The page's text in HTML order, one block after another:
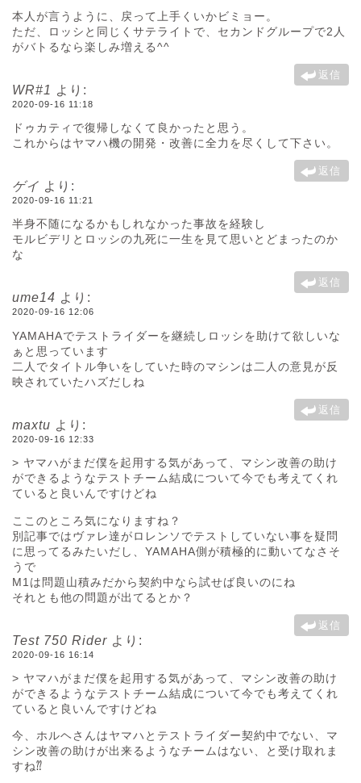
本人が言うように、戻って上手くいかビミョー。
ただ、ロッシと同じくサテライトで、セカンドグループで2人
がバトるなら楽しみ増える^^
返信
WR#1 より:
2020-09-16 11:18
ドゥカティで復帰しなくて良かったと思う。
これからはヤマハ機の開発・改善に全力を尽くして下さい。
返信
ゲイ より:
2020-09-16 11:21
半身不随になるかもしれなかった事故を経験し
モルビデリとロッシの九死に一生を見て思いとどまったのか
な
返信
ume14 より:
2020-09-16 12:06
YAMAHAでテストライダーを継続しロッシを助けて欲しいな
ぁと思っています
二人でタイトル争いをしていた時のマシンは二人の意見が反
映されていたハズだしね
返信
maxtu より:
2020-09-16 12:33
> ヤマハがまだ僕を起用する気があって、マシン改善の助け
ができるようなテストチーム結成について今でも考えてくれ
ていると良いんですけどね
ここのところ気になりますね？
別記事ではヴァレ達がロレンソでテストしていない事を疑問
に思ってるみたいだし、YAMAHA側が積極的に動いてなさそ
うで
M1は問題山積みだから契約中なら試せば良いのにね
それとも他の問題が出てるとか？
返信
Test 750 Rider より:
2020-09-16 16:14
> ヤマハがまだ僕を起用する気があって、マシン改善の助け
ができるようなテストチーム結成について今でも考えてくれ
ていると良いんですけどね
今、ホルヘさんはヤマハとテストライダー契約中でない、マ
シン改善の助けが出来るようなチームはない、と受け取れま
すね⁇